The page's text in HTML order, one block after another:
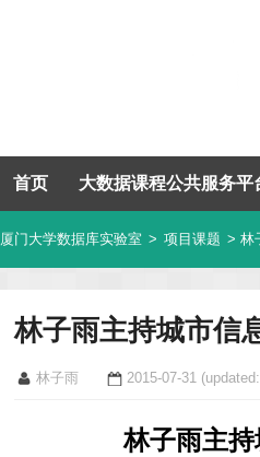
首页 大数据课程公共服务平
厦门大学数据库实验室 > 项目课题 > 林
林子雨主持城市信
林子雨 2015-07-31
林子雨主